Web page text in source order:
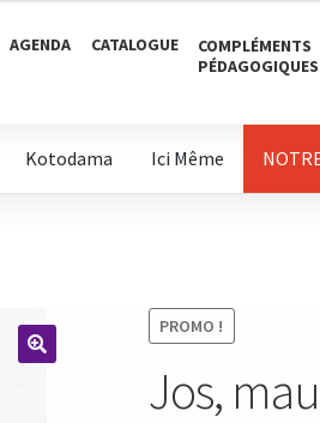
AGENDA CATALOGUE
COMPLÉMENTS
PÉDAGOGIQUES
Kotodama Ici Même
PROMO !
Jos,